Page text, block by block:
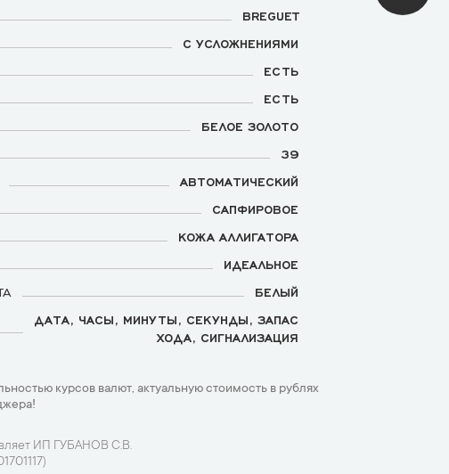
BREGUET
С УСЛОЖНЕНИЯМИ
ЕСТЬ
ЕСТЬ
БЕЛОЕ ЗОЛОТО
39
АВТОМАТИЧЕСКИЙ
САПФИРОВОЕ
КОЖА АЛЛИГАТОРА
ИДЕАЛЬНОЕ
БЕЛЫЙ
ДАТА, ЧАСЫ, МИНУТЫ, СЕКУНДЫ, ЗАПАС
ХОДА, СИГНАЛИЗАЦИЯ
курсов валют, актуальную стоимость в рублях
ИП ГУБАНОВ С.В.